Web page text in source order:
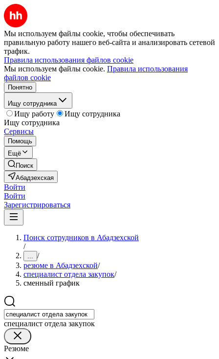
Мы используем файлы cookie, чтобы обеспечивать
правильную работу нашего веб-сайта и анализировать сетевой
трафик.
Правила использования файлов cookie
Мы используем файлы cookie. Правила использования
файлов cookie
Понятно
Ищу сотрудника
Ищу работу
Ищу сотрудника
Ищу сотрудника
Сервисы
Помощь
Ещё
Поиск
Абадзехская
Войти
Войти
Зарегистрироваться
Поиск сотрудников в Абадзехской
/
... /
резюме в Абадзехской/
специалист отдела закупок/
сменный график
специалист отдела закупок
Резюме